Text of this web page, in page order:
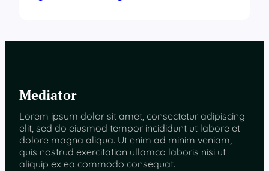
Mediator
Lorem ipsum dolor sit amet, consectetur adipiscing
elit, sed do eiusmod tempor incididunt ut labore et
dolore magna aliqua. Ut enim ad minim veniam,
quis nostrud exercitation ullamco laboris nisi ut
aliquip ex ea commodo consequat.